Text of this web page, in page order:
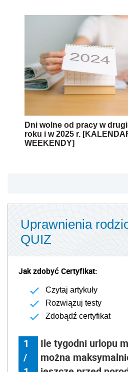
Dni wolne od pracy w
roku i w 2025 r.
WEEKENDY]
Uprawnienia
QUIZ
Jak zdobyć Certyfikat:
Czytaj artykuły
Rozwiązuj testy
Zdobądź certyfikat
1
/
Ile tygodni urlopu
można